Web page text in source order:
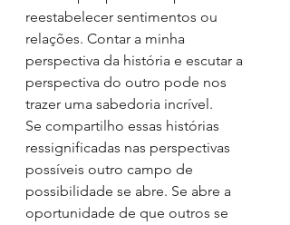
reestabelecer sentimentos ou
relações. Contar a minha
perspectiva da história e escutar a
perspectiva do outro pode nos
trazer uma sabedoria incrível.
Se compartilho essas histórias
ressignificadas nas perspectivas
possíveis outro campo de
possibilidade se abre. Se abre a
oportunidade de que outros se